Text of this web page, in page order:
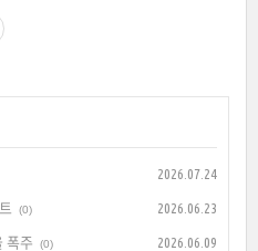
2026.07.24
(0) 2026.06.23
폭주 (0) 2026.06.09